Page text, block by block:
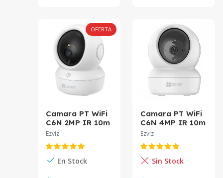
OFERTA
Camara PT WiFi
C6N 2MP IR 10m
Smart Tracking
A0-1G2WF EZVIZ
Ezviz
En Stock
Camara PT WiFi
C6N 4MP IR 10m
Smart Tracking
CS-C6N-D0-
8B4WF Ezviz
Ezviz
Sin Stock